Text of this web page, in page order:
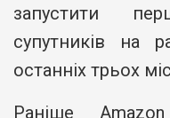
запустити
супутників на
останніх трьох
Раніше